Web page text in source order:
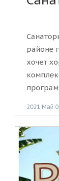
районе
хочет
2021 Май